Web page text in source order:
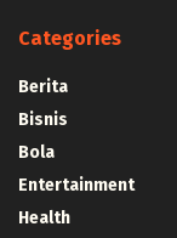
Categories
Berita
Bisnis
Bola
Entertainment
Health